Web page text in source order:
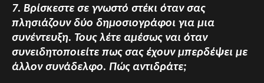
7. Βρίσκεστε σε γνωστό στέκι όταν σας
πλησιάζουν δύο δημοσιογράφοι για μια
συνέντευξη. Τους λέτε αμέσως ναι όταν
συνειδητοποιείτε πως σας έχουν μπερδέψει με
άλλον συνάδελφο. Πώς αντιδράτε;